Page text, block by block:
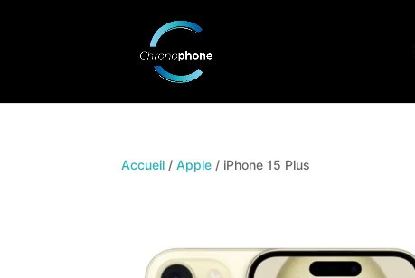
Accueil /Apple / iPhone 15 Plus